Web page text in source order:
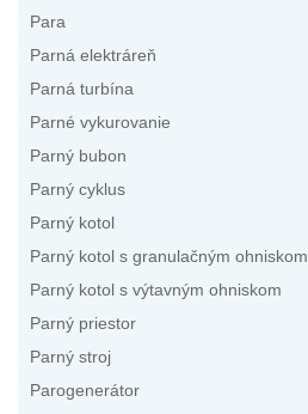
Para
Parná elektráreň
Parná turbína
Parné vykurovanie
Parný bubon
Parný cyklus
Parný kotol
Parný kotol s granulačným ohniskom
Parný kotol s výtavným ohniskom
Parný priestor
Parný stroj
Parogenerátor